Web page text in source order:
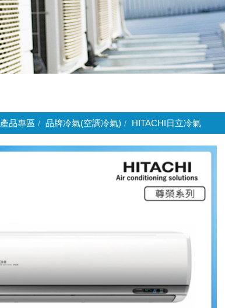
產品專區 品牌冷氣(空調冷氣) HITACHI日立冷氣